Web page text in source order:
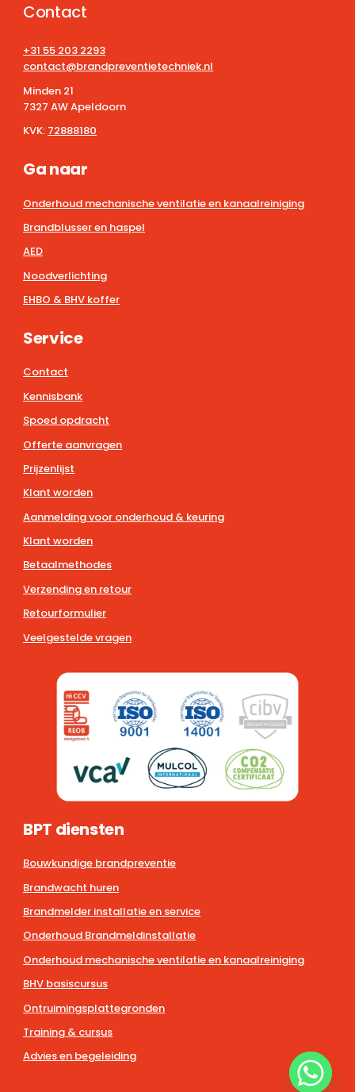
Contact
+31 55 203 2293
contact@brandpreventietechniek.nl
Minden 21
7327 AW Apeldoorn
KVK: 72888180
Ga naar
Onderhoud mechanische ventilatie en kanaalreiniging
Brandblusser en haspel
AED
Noodverlichting
EHBO & BHV koffer
Service
Contact
Kennisbank
Spoed opdracht
Offerte aanvragen
Prijzenlijst
Klant worden
Aanmelding voor onderhoud & keuring
Klant worden
Betaalmethodes
Verzending en retour
Retourformulier
Veelgestelde vragen
BPT diensten
Bouwkundige brandpreventie
Brandwacht huren
Brandmelder installatie en service
Onderhoud Brandmeldinstallatie
Onderhoud mechanische ventilatie en kanaalreiniging
BHV basiscursus
Ontruimingsplattegronden
Training & cursus
Advies en begeleiding